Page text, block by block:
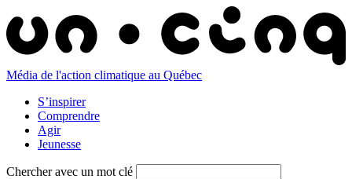
Média de l'action climatique au Québec
S’inspirer
Comprendre
Agir
Jeunesse
Chercher avec un mot clé